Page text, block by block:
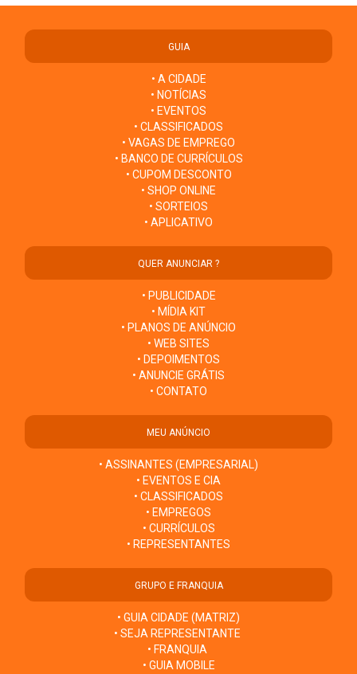
GUIA
• A CIDADE
• NOTÍCIAS
• EVENTOS
• CLASSIFICADOS
• VAGAS DE EMPREGO
• BANCO DE CURRÍCULOS
• CUPOM DESCONTO
• SHOP ONLINE
• SORTEIOS
• APLICATIVO
QUER ANUNCIAR ?
• PUBLICIDADE
• MÍDIA KIT
• PLANOS DE ANÚNCIO
• WEB SITES
• DEPOIMENTOS
• ANUNCIE GRÁTIS
• CONTATO
MEU ANÚNCIO
• ASSINANTES (EMPRESARIAL)
• EVENTOS E CIA
• CLASSIFICADOS
• EMPREGOS
• CURRÍCULOS
• REPRESENTANTES
GRUPO E FRANQUIA
• GUIA CIDADE (MATRIZ)
• SEJA REPRESENTANTE
• FRANQUIA
• GUIA MOBILE